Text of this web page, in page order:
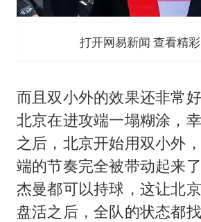
打开网易新闻 查看精
而且双小外的效果还非常
北京在进攻端一塌糊涂，
之后，北京开始用双小外
端的节奏完全被带动起来
杰曼都可以持球，这让北
盘活之后，全队的状态都